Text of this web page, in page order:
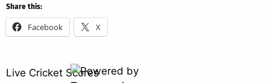
Share this:
Facebook X
Live Cricket Scores